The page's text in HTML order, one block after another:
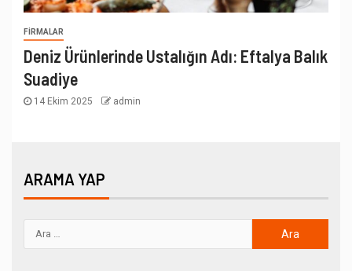
FIRMALAR
Deniz Ürünlerinde Ustalığın Adı: Eftalya Balık
Suadiye
14 Ekim 2025 admin
ARAMA YAP